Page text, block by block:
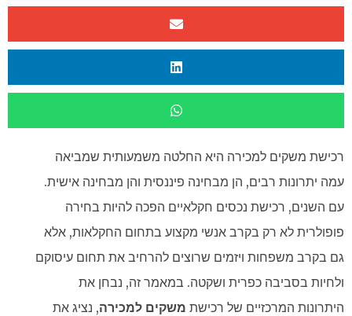
רכישת משקים למכירה היא החלטה משמעותית שמביאה
עמה יתרונות רבים, הן מבחינה פיננסית והן מבחינה אישית.
עם השנים, רכישת נכסים חקלאיים הפכה להיות בחירה
פופולרית לא רק בקרב אנשי מקצוע בתחום החקלאות, אלא
גם בקרב משפחות ויזמים שרוצים להרחיב את תחום עיסוקם
ולחיות בסביבה כפרית ושקטה. במאמר זה, נבחן את
היתרונות המרכזיים של רכישת משקים למכירה, נציג את